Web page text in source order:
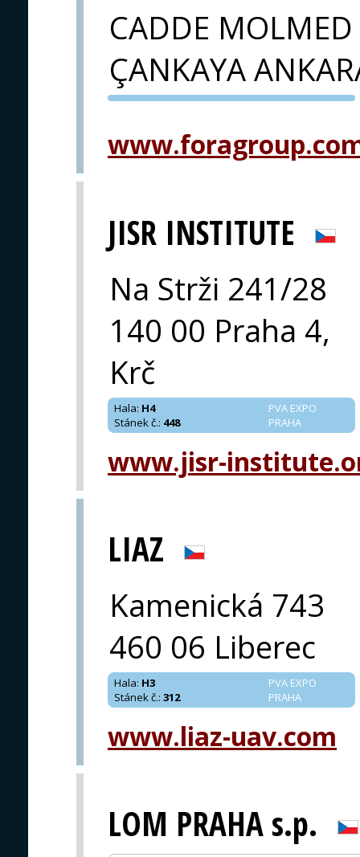
CADDE
ÇANKAYA
PVA EXPO
JISR INSTITUTE
Na Strži 241/28
140 00 Praha 4,
Krč
PVA EXPO
PRAHA
Hala: H4
Stánek č.: 448
www.jisr-
LIAZ
Kamenická 743
460 06 Liberec
PVA EXPO
PRAHA
Hala: H3
Stánek č.: 312
www.liaz-uav.com
LOM PRAHA s.p.